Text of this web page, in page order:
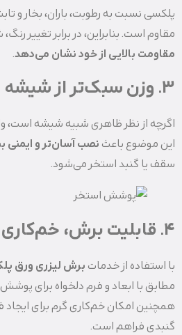
پلکسی نسبت به رطوبت، باران، بخار و
مقاوم است. بنابراین، در برابر تغییر
مقاومت بالایی از خود نشان می‌دهد.
۳. وزن سبک‌تر از شیشه
اگرچه از نظر ظاهری شبیه شیشه است،
این موضوع باعث نصب آسان‌تر و ایمنی
سقف یا گنبد استخر می‌شود.
۴. قابلیت برش، خم‌کاری و نصب آسان
با استفاده از خدمات برش لیزری ورق
مطابق با ابعاد و فرم دلخواه برای پوشش
همچنین امکان خم‌کاری گرم برای
گنبدی فراهم است.